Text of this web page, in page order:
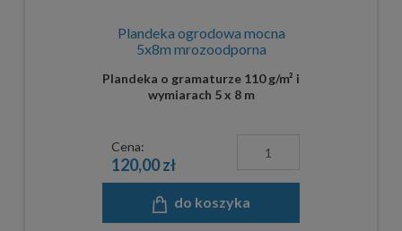
Plandeka ogrodowa mocna
5x8m mrozoodporna
Plandeka o gramaturze 110 g/m² i
wymiarach 5 x 8 m
Cena:
120,00 zł
do koszyka